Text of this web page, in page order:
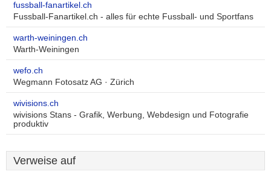
fussball-fanartikel.ch
Fussball-Fanartikel.ch - alles für echte Fussball- und Sportfans
warth-weiningen.ch
Warth-Weiningen
wefo.ch
Wegmann Fotosatz AG · Zürich
wivisions.ch
wivisions Stans - Grafik, Werbung, Webdesign und Fotografie
produktiv
Verweise auf